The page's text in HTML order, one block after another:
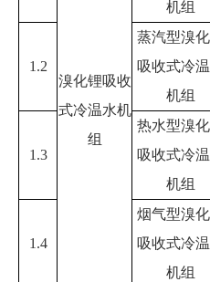
溴化锂吸收
式冷温水机
组
机组
1.2
蒸汽型溴
吸收式冷
机组
1.3
热水型溴
吸收式冷
机组
1.4
烟气型溴
吸收式冷
机组